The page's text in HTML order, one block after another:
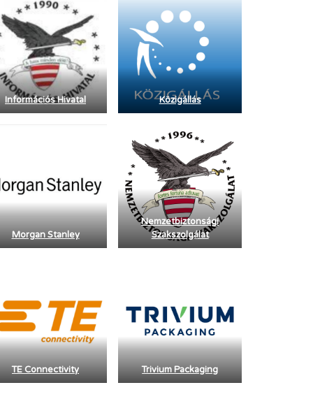
Információs Hivatal Közigállás
Morgan Stanley
Nemzetbiztonsági
Szakszolgálat
TE Connectivity Trivium Packaging